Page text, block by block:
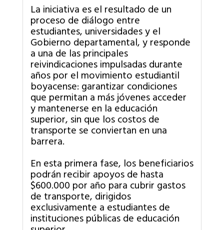
La iniciativa es el resultado de un
proceso de diálogo entre
estudiantes, universidades y el
Gobierno departamental, y responde
a una de las principales
reivindicaciones impulsadas durante
años por el movimiento estudiantil
boyacense: garantizar condiciones
que permitan a más jóvenes acceder
y mantenerse en la educación
superior, sin que los costos de
transporte se conviertan en una
barrera.
En esta primera fase, los beneficiarios
podrán recibir apoyos de hasta
$600.000 por año para cubrir gastos
de transporte, dirigidos
exclusivamente a estudiantes de
instituciones públicas de educación